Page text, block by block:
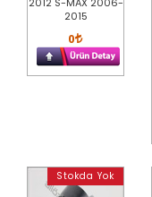
2015
0
Stokda Yok